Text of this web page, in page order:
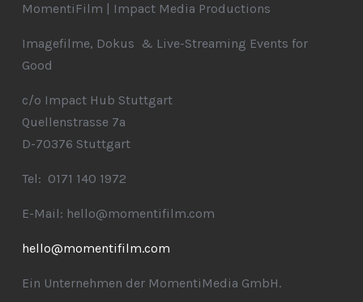
MomentiFilm | Impact Media Productions
Imagefilme, Dokus & Live-Streaming Events for
Good
c/o Impact Hub Stuttgart
Quellenstrasse 7a
D-70376 Stuttgart
Tel: 0171 140 1972
E-Mail: hello@momentifilm.com
hello@momentifilm.com
Ein Unternehmen der MomentiMedia GmbH.